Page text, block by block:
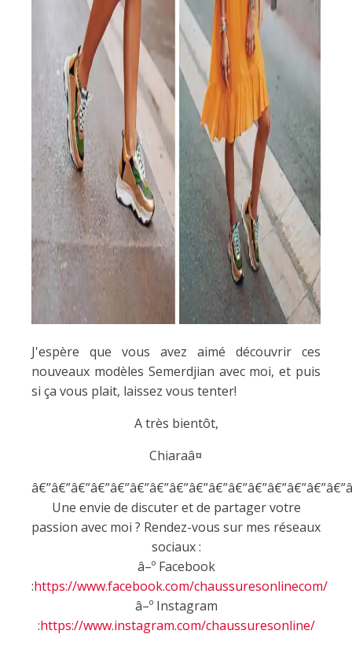
J'espère que vous avez aimé découvrir ces
nouveaux modèles Semerdjian avec moi, et puis
si ça vous plait, laissez vous tenter!
A très bientôt,
Chiaraâ¤
Une envie de discuter et de partager votre
passion avec moi ? Rendez-vous sur mes réseaux
sociaux :
â–º Facebook
:https://www.facebook.com/chaussuresonlinecom/
â–º Instagram
:https://www.instagram.com/chaussuresonline/